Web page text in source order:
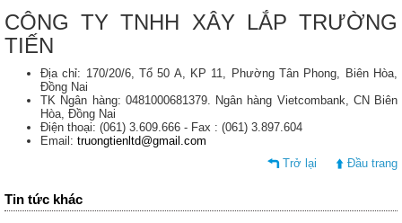
CÔNG TY TNHH XÂY LẮP TRƯỜNG
TIẾN
Địa chỉ: 170/20/6, Tổ 50 A, KP 11, Phường Tân Phong, Biên Hòa,
Đồng Nai
TK Ngân hàng: 0481000681379. Ngân hàng Vietcombank, CN Biên
Hòa, Đồng Nai
Điện thoại: (061) 3.609.666 - Fax : (061) 3.897.604
Email: truongtienltd@gmail.com
Trở lại
Đầu trang
Tin tức khác